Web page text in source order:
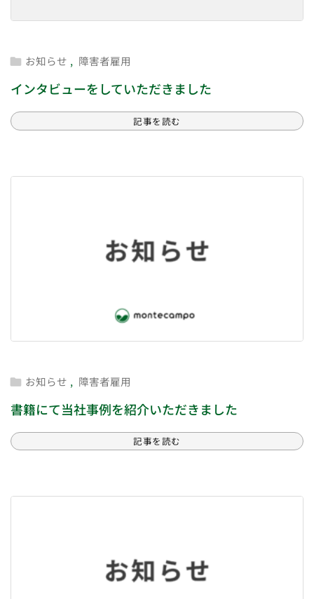
 お知らせ , 障害者雇用
インタビューをしていただきました
記事を読む
 お知らせ , 障害者雇用
書籍にて当社事例を紹介いただきました
記事を読む